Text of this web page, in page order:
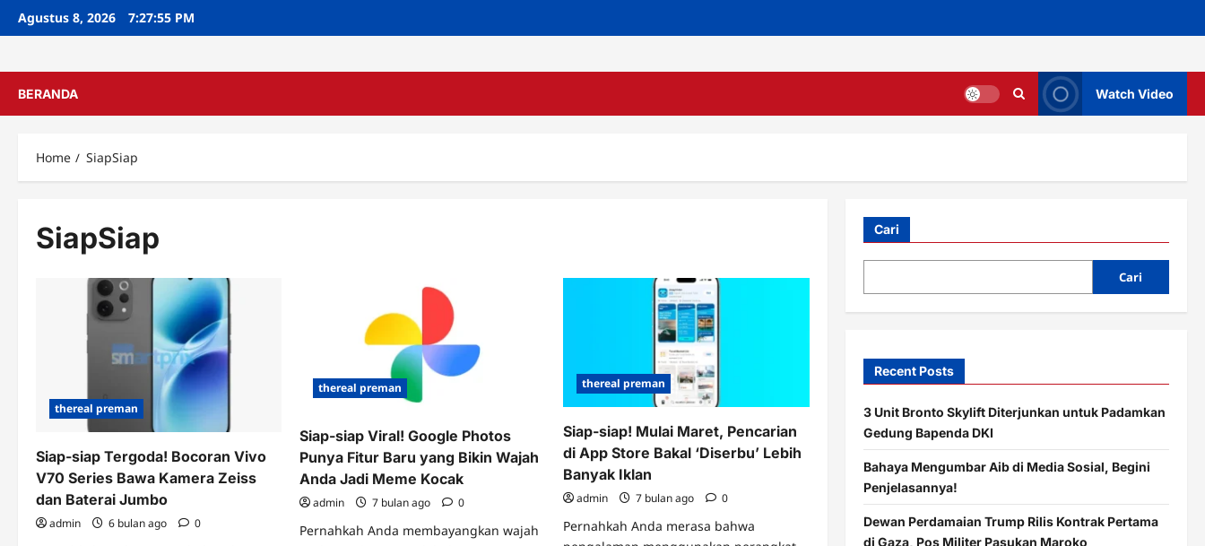
SkipAgustus 8, 2026 7:27:56 PM
BERANDA Watch Video
Home SiapSiap
SiapSiap
thereal preman
Siap-siap Tergoda! Bocoran Vivo
V70 Series Bawa Kamera Zeiss
dan Baterai Jumbo
admin 6 bulan ago 0
thereal preman
Siap-siap Viral! Google Photos
Punya Fitur Baru yang Bikin Wajah
Anda Jadi Meme Kocak
admin 7 bulan ago 0
Pernahkah Anda membayangkan wajah
thereal preman
Siap-siap! Mulai Maret, Pencarian
di App Store Bakal ‘Diserbu’ Lebih
Banyak Iklan
admin 7 bulan ago 0
Pernahkah Anda merasa bahwa
Cari
Cari
Recent Posts
3 Unit Bronto Skylift Diterjunkan untuk Padamkan
Gedung Bapenda DKI
Bahaya Mengumbar Aib di Media Sosial, Begini
Penjelasannya!
Dewan Perdamaian Trump Rilis Kontrak Pertama
di Gaza, Pos Militer Pasukan Maroko